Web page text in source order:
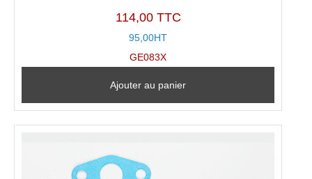
114,00 TTC
95,00HT
GE083X
Ajouter au panier